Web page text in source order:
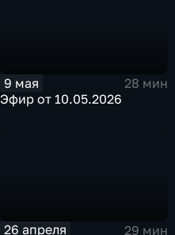
9 мая
28 мин
Эфир от 10.05.2026
26 апреля 29 мин